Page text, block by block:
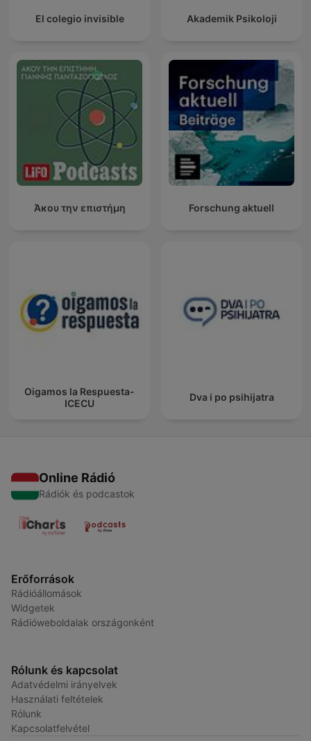
El colegio invisible Akademik Psikoloji
Άκου την επιστήμη Forschung aktuell
Oigamos la Respuesta-
ICECU
Dva i po psihijatra
Online Rádió
Rádiók és podcastok
Erőforrások
Rádióállomások
Widgetek
Rádióweboldalak országonként
Rólunk és kapcsolat
Adatvédelmi irányelvek
Használati feltételek
Rólunk
Kapcsolatfelvétel